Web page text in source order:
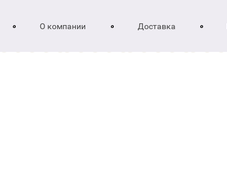
О компании Доставка